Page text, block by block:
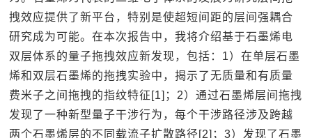
拽效应提供了新平台，特别是使超短间距的层间强耦合
研究成为可能。在本次报告中，我将介绍基于石墨烯电
双层体系的量子拖拽效应新发现，包括：1）在单层石墨
烯和双层石墨烯的拖拽实验中，揭示了无质量和有质量
费米子之间拖拽的指纹特征[1]；2）通过石墨烯层间拖拽
发现了一种新型量子干涉行为，每个干涉路径涉及跨越
两个石墨烯层的不同载流子扩散路径[2]；3）发现了石墨